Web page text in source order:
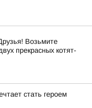
Возьмите
прекрасных котят-
стать героем